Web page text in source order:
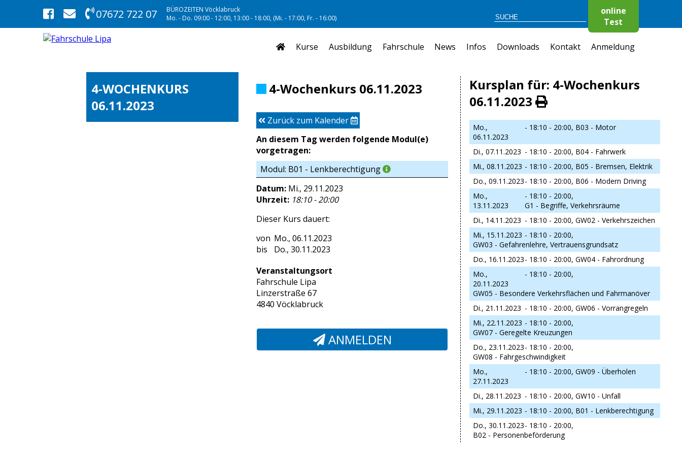
07672 722 07
BÜROZEITEN Vöcklabruck
Mo. - Do. 09:00 - 12:00, 13:00 - 18:00, (Mi. - 17:00, Fr. - 16:00)
online
Test
Kurse Ausbildung Fahrschule News Infos Downloads Kontakt Anmeldung
4-WOCHENKURS
06.11.2023
4-Wochenkurs 06.11.2023
Zurück zum Kalender
An diesem Tag werden folgende Modul(e)
vorgetragen:
Modul: B01 - Lenkberechtigung
Datum: Mi., 29.11.2023
Uhrzeit: 18:10 - 20:00
Dieser Kurs dauert:
Mo., 06.11.2023
Do., 30.11.2023
Veranstaltungsort
Fahrschule Lipa
Linzerstraße 67
4840 Vöcklabruck
ANMELDEN
Kursplan für: 4-Wochenkurs
06.11.2023
Mo.,
06.11.2023
- 18:10 - 20:00, B03 - Motor
Di., 07.11.2023 - 18:10 - 20:00, B04 - Fahrwerk
Mi., 08.11.2023 - 18:10 - 20:00, B05 - Bremsen, Elektrik
Do., 09.11.2023- 18:10 - 20:00, B06 - Modern Driving
Mo.,
13.11.2023
- 18:10 - 20:00,
G1 - Begriffe, Verkehrsräume
Di., 14.11.2023 - 18:10 - 20:00, GW02 - Verkehrszeichen
Mi., 15.11.2023 - 18:10 - 20:00,
GW03 - Gefahrenlehre, Vertrauensgrundsatz
Do., 16.11.2023- 18:10 - 20:00, GW04 - Fahrordnung
Mo.,
20.11.2023
- 18:10 - 20:00,
GW05 - Besondere Verkehrsflächen und Fahrmanöver
Di., 21.11.2023 - 18:10 - 20:00, GW06 - Vorrangregeln
Mi., 22.11.2023 - 18:10 - 20:00,
GW07 - Geregelte Kreuzungen
Do., 23.11.2023- 18:10 - 20:00,
GW08 - Fahrgeschwindigkeit
Mo.,
27.11.2023
- 18:10 - 20:00, GW09 - Überholen
Di., 28.11.2023 - 18:10 - 20:00, GW10 - Unfall
Mi., 29.11.2023 - 18:10 - 20:00, B01 - Lenkberechtigung
Do., 30.11.2023- 18:10 - 20:00,
B02 - Personenbeförderung